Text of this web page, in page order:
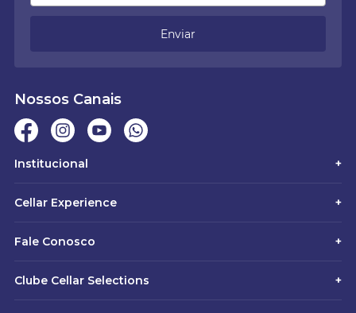
Enviar
Nossos Canais
Institucional +
Cellar Experience +
Fale Conosco +
Clube Cellar Selections +